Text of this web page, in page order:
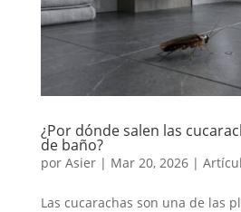
¿Por dónde salen las
de baño?
por Asier| Mar 20, 2026|
Las cucarachas son una de las